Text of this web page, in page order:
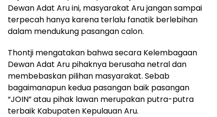
Dewan Adat Aru ini, masyarakat Aru jangan sampai
terpecah hanya karena terlalu fanatik berlebihan
dalam mendukung pasangan calon.
Thontji mengatakan bahwa secara Kelembagaan
Dewan Adat Aru pihaknya berusaha netral dan
membebaskan pilihan masyarakat. Sebab
bagaimanapun kedua pasangan baik pasangan
“JOIN” atau pihak lawan merupakan putra-putra
terbaik Kabupaten Kepulauan Aru.